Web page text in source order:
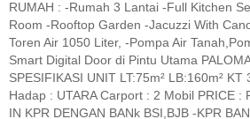
RUMAH : -Rumah 3 Lantai -Full Kitchen
Room -Rooftop Garden -Jacuzzi With
Toren Air 1050 Liter, -Pompa Air
Smart Digital Door di Pintu Utama
SPESIFIKASI UNIT LT:75m² LB:160m²
Hadap : UTARA Carport : 2 Mobil PRICE :
IN KPR DENGAN BANk BSI,BJB -KPR